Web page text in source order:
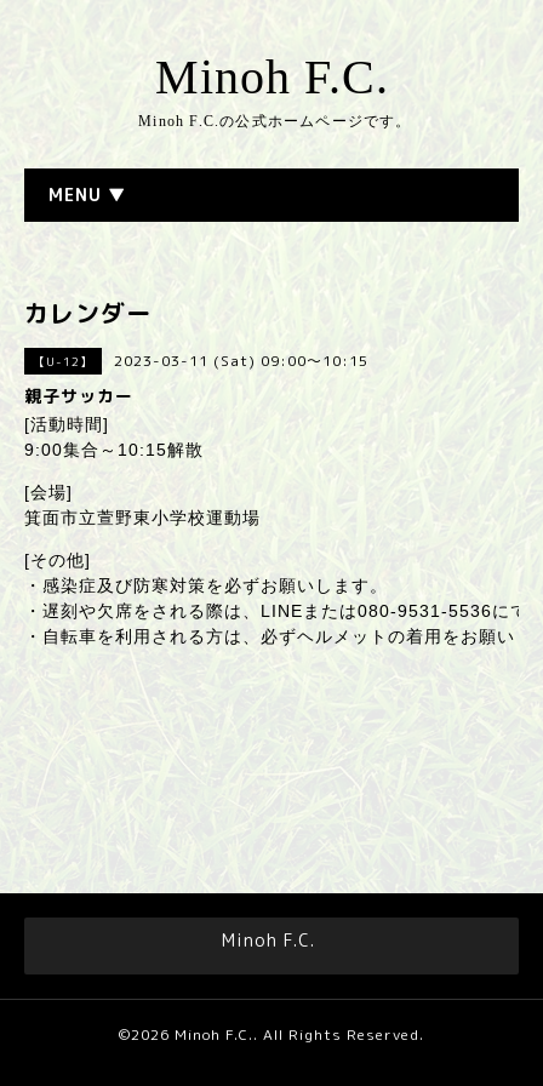
Minoh F.C.
Minoh F.C.の公式ホームページです。
MENU ▼
カレンダー
【U-12】 2023-03-11 (Sat) 09:00～10:15
親子サッカー
[活動時間]
9:00集合～10:15解散
[会場]
箕面市立萱野東小学校運動場
[その他]
・感染症及び防寒対策を必ずお願いします。
・遅刻や欠席をされる際は、LINEまたは080-9531-5536にて
・自転車を利用される方は、必ずヘルメットの着用をお願いし
Minoh F.C.
©2026 Minoh F.C.. All Rights Reserved.